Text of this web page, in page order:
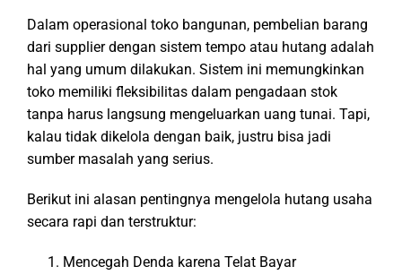
Dalam operasional toko bangunan, pembelian barang
dari supplier dengan sistem tempo atau hutang adalah
hal yang umum dilakukan. Sistem ini memungkinkan
toko memiliki fleksibilitas dalam pengadaan stok
tanpa harus langsung mengeluarkan uang tunai. Tapi,
kalau tidak dikelola dengan baik, justru bisa jadi
sumber masalah yang serius.
Berikut ini alasan pentingnya mengelola hutang usaha
secara rapi dan terstruktur:
Mencegah Denda karena Telat Bayar